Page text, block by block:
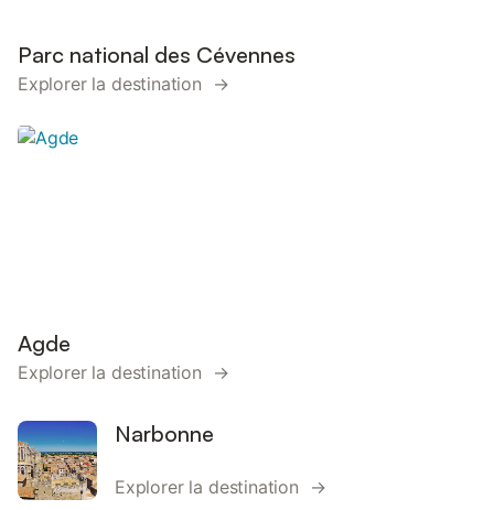
Parc national des Cévennes
Explorer la destination →
Agde
Explorer la destination →
Narbonne
Explorer la destination →